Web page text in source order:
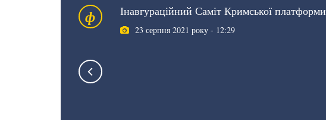
ф Інавгураційний Саміт Кримської платформи
23 серпня 2021 року - 12:29